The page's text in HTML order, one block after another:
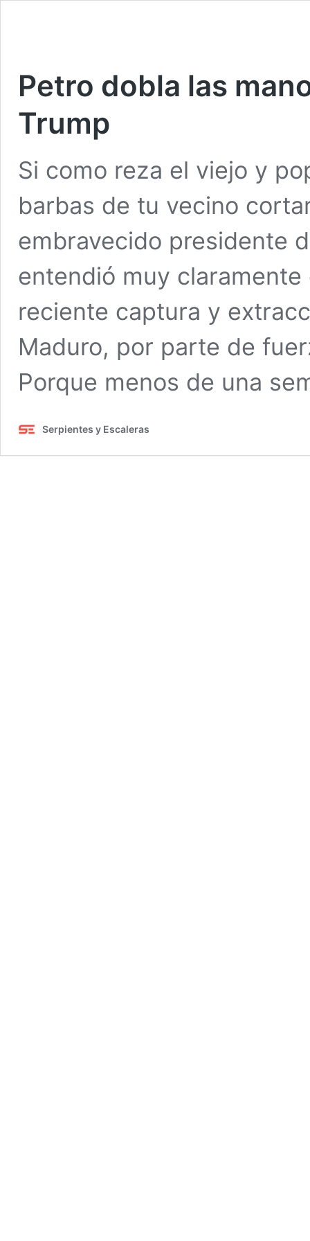
Petro dobla las
Trump
Si como reza el viejo y
barbas de tu vecino
embravecido presidente
entendió muy
reciente captura y
Maduro, por parte de
Porque menos de una
Serpientes y Escaleras